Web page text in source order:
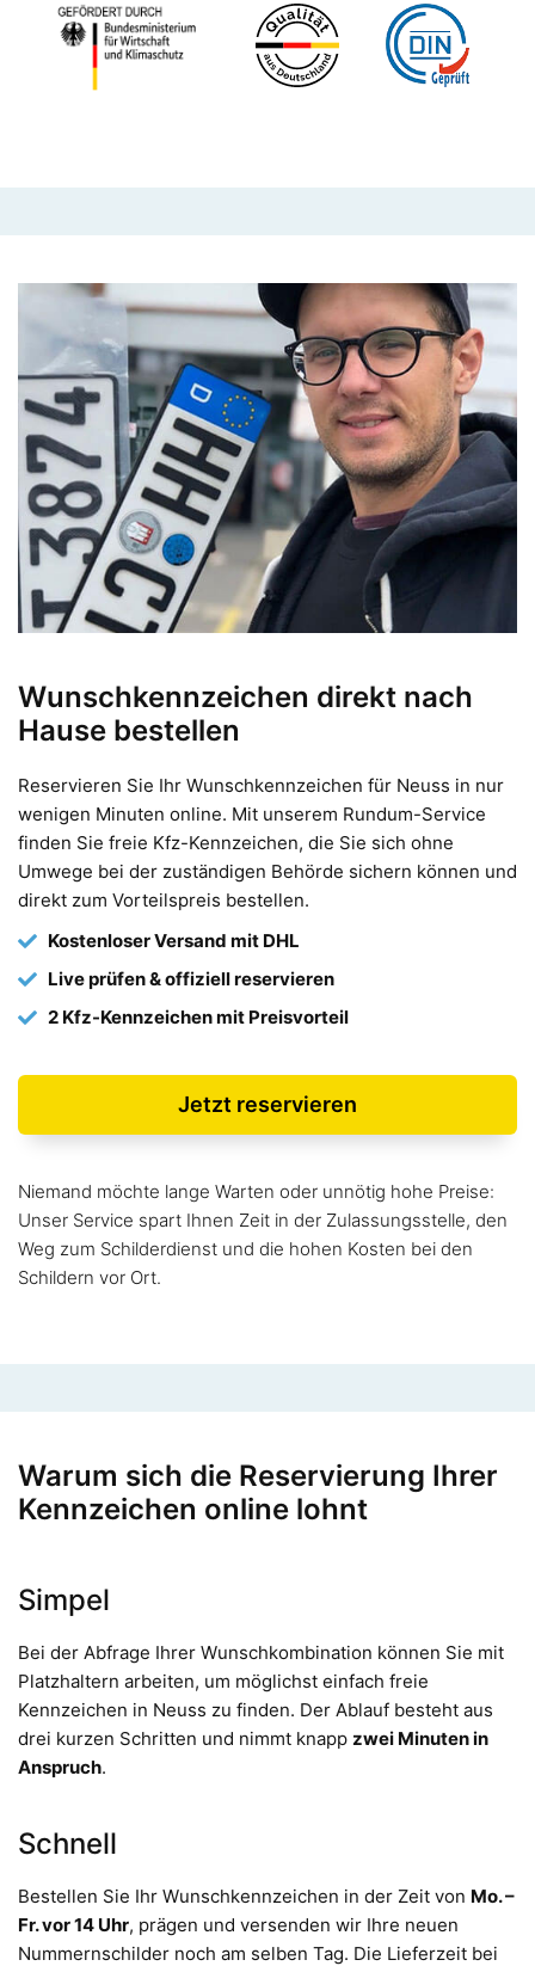
Wunschkennzeichen direkt nach
Hause bestellen
Reservieren Sie Ihr Wunschkennzeichen für Neuss in nur
wenigen Minuten online. Mit unserem Rundum-Service
finden Sie freie Kfz-Kennzeichen, die Sie sich ohne
Umwege bei der zuständigen Behörde sichern können und
direkt zum Vorteilspreis bestellen.
Kostenloser Versand mit DHL
Live prüfen & offiziell reservieren
2 Kfz-Kennzeichen mit Preisvorteil
Jetzt reservieren
Niemand möchte lange Warten oder unnötig hohe Preise:
Unser Service spart Ihnen Zeit in der Zulassungsstelle, den
Weg zum Schilderdienst und die hohen Kosten bei den
Schildern vor Ort.
Warum sich die Reservierung Ihrer
Kennzeichen online lohnt
Simpel
Bei der Abfrage Ihrer Wunschkombination können Sie mit
Platzhaltern arbeiten, um möglichst einfach freie
Kennzeichen in Neuss zu finden. Der Ablauf besteht aus
drei kurzen Schritten und nimmt knapp zwei Minuten in
Anspruch.
Schnell
Bestellen Sie Ihr Wunschkennzeichen in der Zeit von Mo. –
Fr. vor 14 Uhr, prägen und versenden wir Ihre neuen
Nummernschilder noch am selben Tag. Die Lieferzeit bei